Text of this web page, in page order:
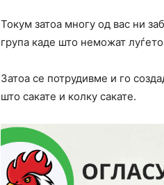
Токум затоа многу од вас ни
група каде што неможат
Затоа се потрудивме и го
што сакате и колку сакате.